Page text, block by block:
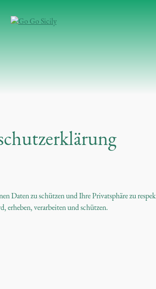
Daten zu schützen und Ihre Privatsphäre zu
erheben, verarbeiten und schützen.